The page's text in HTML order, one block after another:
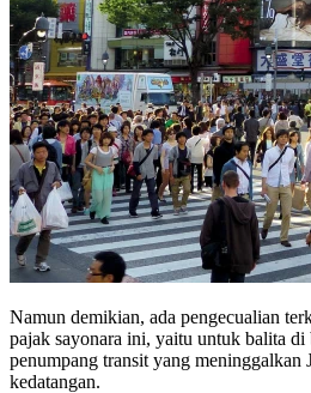
Namun demikian, ada pengecualian
pajak sayonara ini, yaitu untuk balita di
penumpang transit yang meninggalkan
kedatangan.